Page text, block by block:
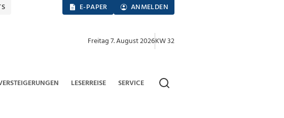
E-PAPER ANMELDEN
Freitag 7. August 2026KW 32
LESERREISE SERVICE